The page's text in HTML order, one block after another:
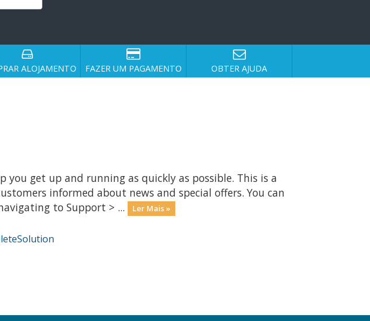
ALOJAMENTO FAZER UM PAGAMENTO OBTER AJUDA
you get up and running as quickly as possible. This is a
informed about news and special offers. You can
to Support > ...
Ler Mais »